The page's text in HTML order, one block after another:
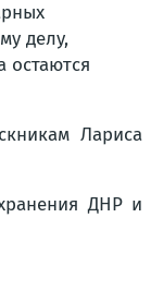
делу,
остаются
Лариса
ДНР и